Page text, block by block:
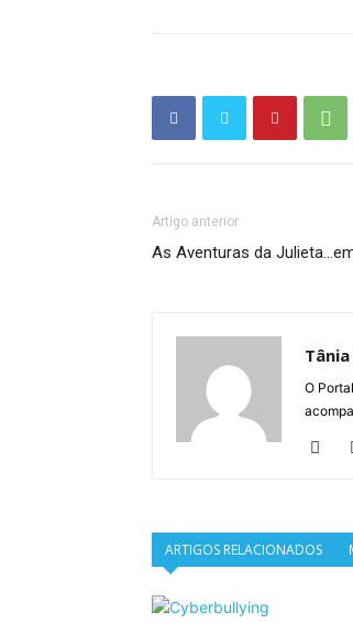
Artigo anterior
As Aventuras da
Tânia
O
ARTIGOS RELACIONADOS